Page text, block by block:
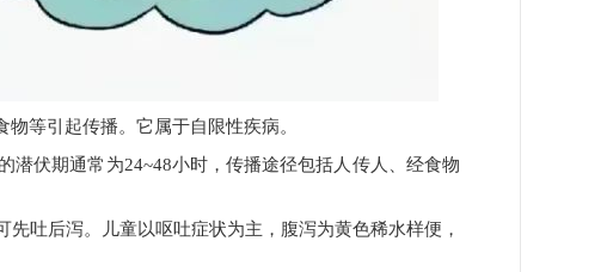
等引起传播。它属于自限性疾病。
伏期通常为24~48小时，传播途径包括人传人、经食物
吐后泻。儿童以呕吐症状为主，腹泻为黄色稀水样便，